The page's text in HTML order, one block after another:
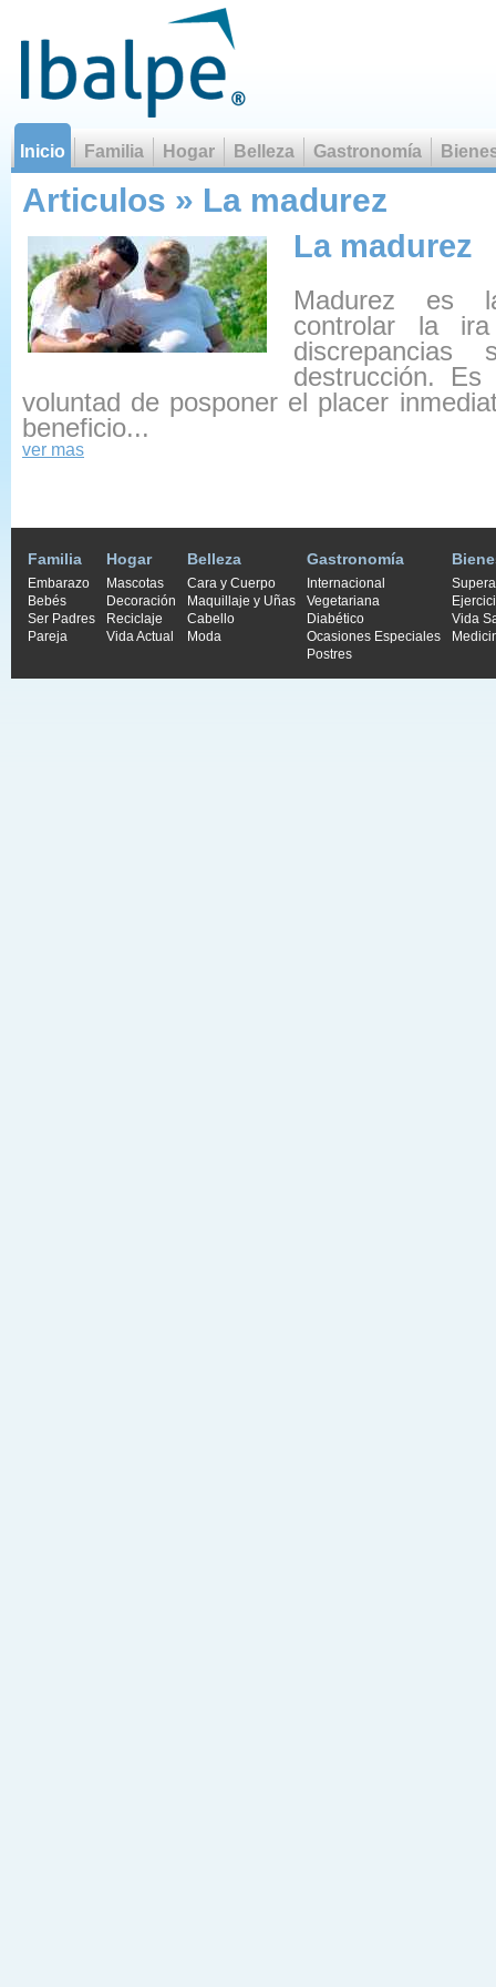
Inicio Familia Hogar Belleza Gastronomía
Articulos » La madurez
La madurez
Madurez es
controlar la
destrucción.
voluntad de posponer el placer
beneficio...
ver mas
Familia
Embarazo
Bebés
Ser Padres
Pareja
Hogar
Mascotas
Decoración
Reciclaje
Vida Actual
Belleza
Cara y Cuerpo
Maquillaje y Uñas
Cabello
Moda
Gastronomía
Internacional
Vegetariana
Diabético
Ocasiones Especiales
Postres
Vida